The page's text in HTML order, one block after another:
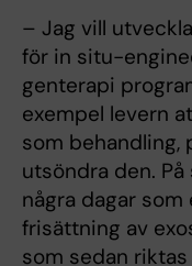
– Jag vill
för in situ-
genterapi
exempel levern
som behandling,
utsöndra den.
några dagar
frisättning av
som sedan